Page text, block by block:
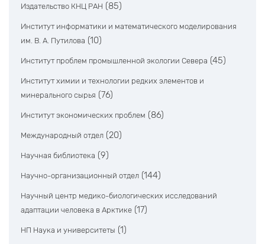
Издательство КНЦ РАН (85)
Институт информатики и математического моделирования
им. В. А. Путилова (10)
Институт проблем промышленной экологии Севера (45)
Институт химии и технологии редких элементов и
минерального сырья (76)
Институт экономических проблем (86)
Международный отдел (20)
Научная библиотека (9)
Научно-организационный отдел (144)
Научный центр медико-биологических исследований
адаптации человека в Арктике (17)
НП Наука и университеты (1)